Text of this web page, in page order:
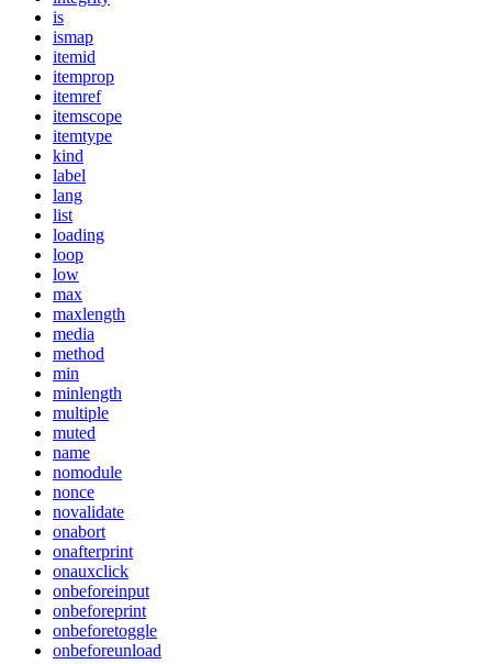
is
ismap
itemid
itemprop
itemref
itemscope
itemtype
kind
label
lang
list
loading
loop
low
max
maxlength
media
method
min
minlength
multiple
muted
name
nomodule
nonce
novalidate
onabort
onafterprint
onauxclick
onbeforeinput
onbeforeprint
onbeforetoggle
onbeforeunload